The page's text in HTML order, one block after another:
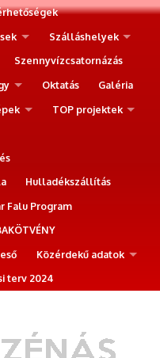
Szálláshelyek
Szennyvízcsatornázás
Oktatás
Galéria
TOP projektek
Hulladékszállítás
Falu Program
Közérdekű adatok
terv 2024